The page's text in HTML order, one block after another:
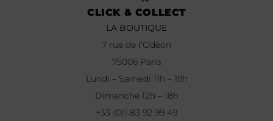
CLICK & COLLECT
LA BOUTIQUE
7 rue de l’Odéon
75006 Paris
Lundi – Samedi 11h – 19h
Dimanche 12h – 18h
+33 (0)1 83 92 99 49